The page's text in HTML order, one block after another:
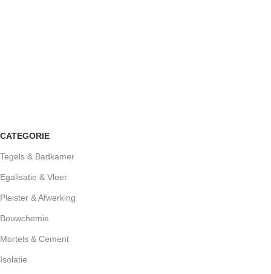
CATEGORIE
Tegels & Badkamer
Egalisatie & Vloer
Pleister & Afwerking
Bouwchemie
Mortels & Cement
Isolatie